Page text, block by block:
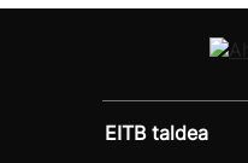
EITB taldea